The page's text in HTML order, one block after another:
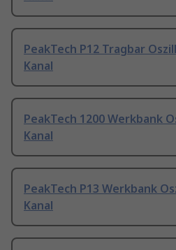
PeakTech P12 Tragbar
Kanal
PeakTech 1200 Werkbank
Kanal
PeakTech P13 Werkbank
Kanal